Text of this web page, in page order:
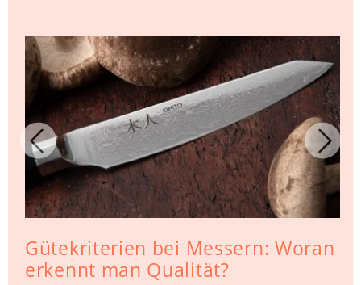
Gütekriterien bei Messern: Woran
erkennt man Qualität?